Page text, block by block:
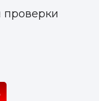
проверки